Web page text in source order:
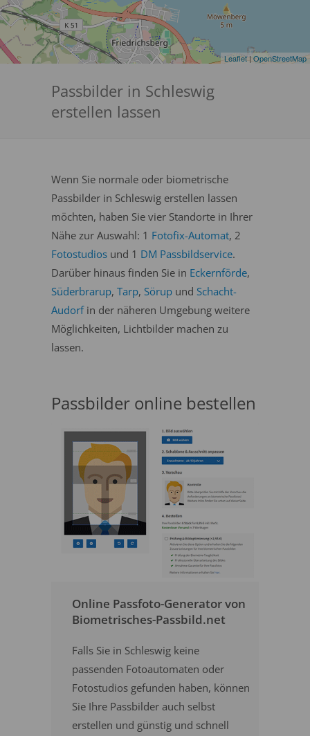
Leaflet|OpenStreetMap
Passbilder in Schleswig
erstellen lassen
Wenn Sie normale oder biometrische
Passbilder in Schleswig erstellen lassen
möchten, haben Sie vier Standorte in Ihrer
Nähe zur Auswahl: 1 Fotofix-Automat, 2
Fotostudios und 1 DM Passbildservice.
Darüber hinaus finden Sie in Eckernförde,
Süderbrarup, Tarp, Sörup und Schacht-
Audorfin der näheren Umgebung weitere
Möglichkeiten, Lichtbilder machen zu
lassen.
Passbilder online bestellen
Online Passfoto-Generator von
Biometrisches-Passbild.net
Falls Sie in Schleswig keine
passenden Fotoautomaten oder
Fotostudios gefunden haben, können
Sie Ihre Passbilder auch selbst
erstellen und günstig und schnell